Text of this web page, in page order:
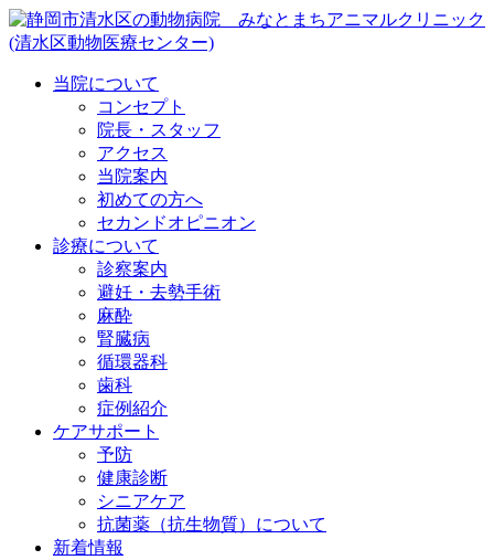
当院について
コンセプト
院長・スタッフ
アクセス
当院案内
初めての方へ
セカンドオピニオン
診療について
診察案内
避妊・去勢手術
麻酔
腎臓病
循環器科
歯科
症例紹介
ケアサポート
予防
健康診断
シニアケア
抗菌薬（抗生物質）について
新着情報